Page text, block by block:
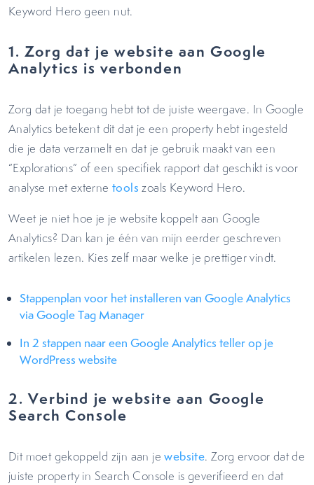
Keyword Hero geen nut.
1. Zorg dat je website aan Google
Analytics is verbonden
Zorg dat je toegang hebt tot de juiste weergave. In Google
Analytics betekent dit dat je een property hebt ingesteld
die je data verzamelt en dat je gebruik maakt van een
“Explorations” of een specifiek rapport dat geschikt is voor
analyse met externe tools zoals Keyword Hero.
Weet je niet hoe je je website koppelt aan Google
Analytics? Dan kan je één van mijn eerder geschreven
artikelen lezen. Kies zelf maar welke je prettiger vindt.
Stappenplan voor het installeren van Google Analytics
via Google Tag Manager
In 2 stappen naar een Google Analytics teller op je
WordPress website
2. Verbind je website aan Google
Search Console
Dit moet gekoppeld zijn aan jewebsite. Zorg ervoor dat de
juiste property in Search Console is geverifieerd en dat